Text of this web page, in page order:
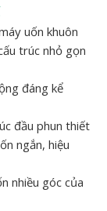
uốn khuôn
trúc nhỏ gọn
đáng kể
đầu phun thiết
ngắn, hiệu
nhiều góc của